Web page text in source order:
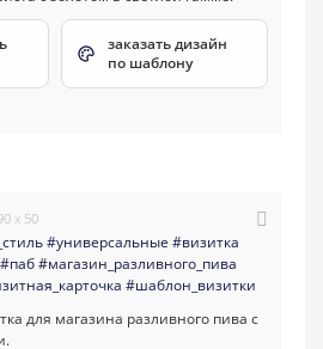
заказать дизайн
по шаблону
x 50
#универсальные #визитка
#паб#магазин_разливного_пива
#шаблон_визитки